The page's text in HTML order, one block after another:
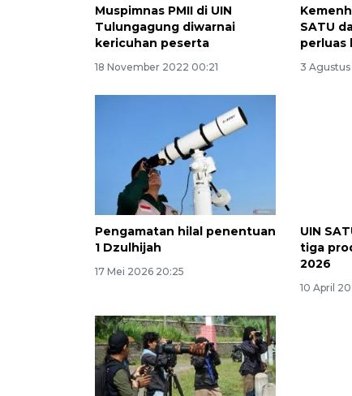
Muspimnas PMII di UIN
Tulungagung diwarnai
kericuhan peserta
18 November 2022 00:21
SATU
perluas
3 Agustus
Pengamatan hilal penentuan
1 Dzulhijah
17 Mei 2026 20:25
UIN
tiga
2026
10 April